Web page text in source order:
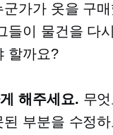
가가 옷을 구
들이 물건을 다
할까요?
해주세요. 무
부분을 수정